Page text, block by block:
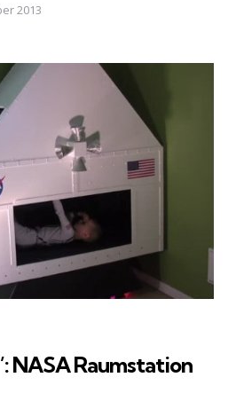
2013
NASA Raumstation